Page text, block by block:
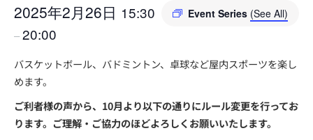
Event Series (See All)
2025年2月26日 15:30
–20:00
バスケットボール、バドミントン、卓球など屋内スポーツを楽し
めます。
ご利者様の声から、10月より以下の通りにルール変更を行ってお
ります。ご理解・ご協力のほどよろしくお願いいたします。